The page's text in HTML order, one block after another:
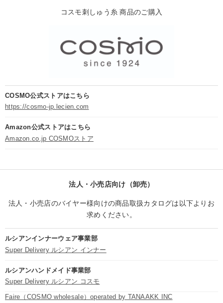
コスモ刺しゅう糸 商品のご購入
COSMO公式ストアはこちら
https://cosmo-jp.lecien.com
Amazon公式ストアはこちら
Amazon.co.jp COSMOストア
法人・小売店向け（卸売）
法人・小売店のバイヤー様向けの商品取扱カタログは以下よりお
求めください。
ルシアンインナーウェア事業部
Super Delivery ルシアン インナー
ルシアンハンドメイド事業部
Super Delivery ルシアン コスモ
Faire（COSMO wholesale）operated by TANAAKK INC